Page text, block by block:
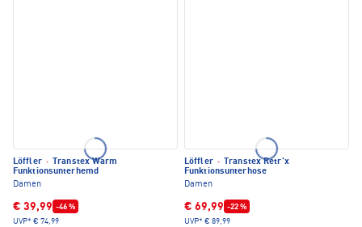
Löffler ·
Transtex Warm
Funktionsunterhemd
Damen
€ 39,99 -46 %
UVP* € 74,99
Löffler ·
Transtex Retr'x
Funktionsunterhose
Damen
€ 69,99 -22 %
UVP* € 89,99